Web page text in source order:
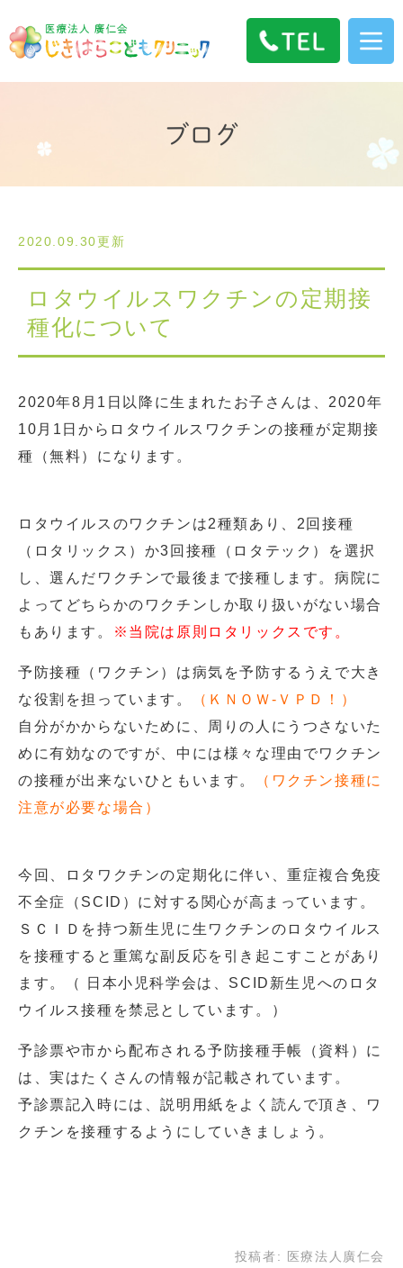
ブログ
2020.09.30更新
ロタウイルスワクチンの定期接
種化について
2020年8月1日以降に生まれたお子さんは、2020年
10月1日からロタウイルスワクチンの接種が定期接
種（無料）になります。
ロタウイルスのワクチンは2種類あり、2回接種
（ロタリックス）か3回接種（ロタテック）を選択
し、選んだワクチンで最後まで接種します。病院に
よってどちらかのワクチンしか取り扱いがない場合
もあります。
※当院は原則ロタリックスです。
予防接種（ワクチン）は病気を予防するうえで大き
な役割を担っています。
（ＫＮＯＷ-ＶＰＤ！）
自分がかからないために、周りの人にうつさないた
めに有効なのですが、中には様々な理由でワクチン
の接種が出来ないひともいます。
（ワクチン接種に
注意が必要な場合）
今回、ロタワクチンの定期化に伴い、重症複合免疫
不全症（SCID）に対する関心が高まっています。
ＳＣＩＤを持つ新生児に生ワクチンのロタウイルス
を接種すると重篤な副反応を引き起こすことがあり
ます。（ 日本小児科学会は、SCID新生児へのロタ
ウイルス接種を禁忌としています。）
予診票や市から配布される予防接種手帳（資料）に
は、実はたくさんの情報が記載されています。
予診票記入時には、説明用紙をよく読んで頂き、ワ
クチンを接種するようにしていきましょう。
投稿者: 医療法人廣仁会